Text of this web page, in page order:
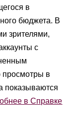
в
бюджета. В
зрителями,
с
просмотры в
показываются
в Справке